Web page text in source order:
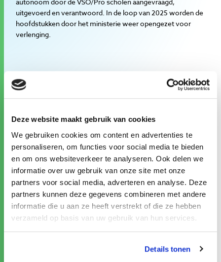
Deze website maakt gebruik van cookies
We gebruiken cookies om content en advertenties te
personaliseren, om functies voor social media te bieden
en om ons websiteverkeer te analyseren. Ook delen we
informatie over uw gebruik van onze site met onze
partners voor social media, adverteren en analyse. Deze
partners kunnen deze gegevens combineren met andere
informatie die u aan ze heeft verstrekt of die ze hebben
verzameld op basis van uw gebruik van hun services.
Details tonen
uitgevoerd en verantwoord. In de loop van 2025 worden de
hoofdstukken door het ministerie weer opengezet voor
verlenging.
De ESF+ regeling is opgedeeld in verschillende
hoofdstukken:
Actieve Inclusie: Gericht op het ondersteunen van
kwetsbare groepen zoals werkzoekenden en
mensen met een beperking bij hun weg naar werk.